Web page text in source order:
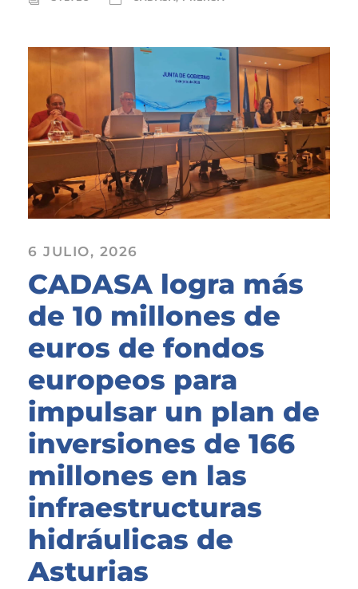
6 JULIO, 2026
CADASA logra más
de 10 millones de
euros de fondos
europeos para
impulsar un plan de
inversiones de 166
millones en las
infraestructuras
hidráulicas de
Asturias